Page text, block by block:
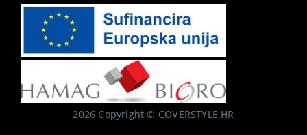
2026 Copyright © COVERSTYLE.HR